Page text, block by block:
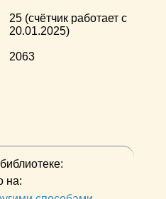
25 (счётчик работает с
20.01.2025)
2063
на: